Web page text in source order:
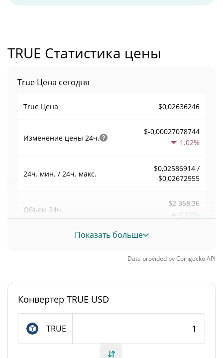
TRUE Статистика цены
True Цена сегодня
True Цена $0,02636246
Изменение цены 24ч.
$-0,00027078744
1.02%
24ч. мин. / 24ч. макс.
$0,02586914 /
$0,02672955
Объем 24ч.
$2 368,36
0.08%
Объем / Рыночная
Рейтинг
True Предложение
Показать больше
Data provided byCoingeckoAPI
Конвертер TRUE USD
TRUE